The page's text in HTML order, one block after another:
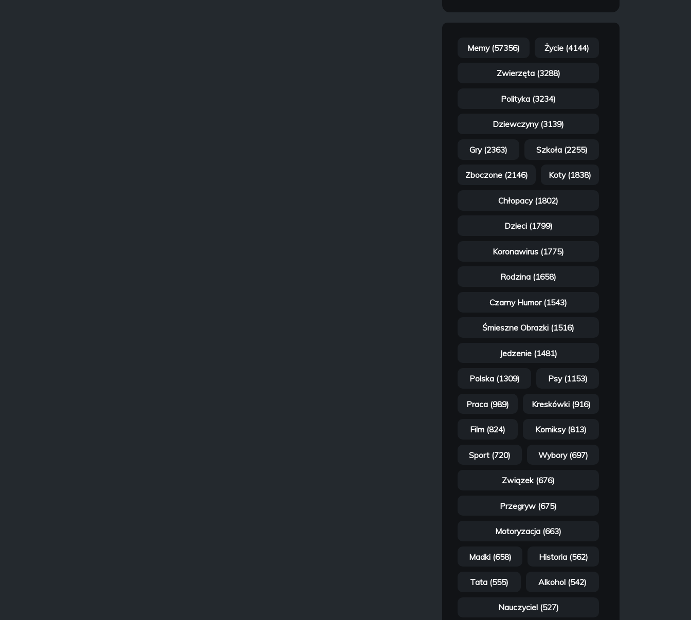
Memy (57356) Życie (4144)
Zwierzęta (3288)
Polityka (3234)
Dziewczyny (3139)
Gry (2363) Szkoła (2255)
Zboczone (2146) Koty (1838)
Chłopacy (1802)
Dzieci (1799)
Koronawirus (1775)
Rodzina (1658)
Czarny Humor (1543)
Śmieszne Obrazki (1516)
Jedzenie (1481)
Polska (1309) Psy (1153)
Praca (989) Kreskówki (916)
Film (824) Komiksy (813)
Sport (720) Wybory (697)
Związek (676)
Przegryw (675)
Motoryzacja (663)
Madki (658) Historia (562)
Tata (555) Alkohol (542)
Nauczyciel (527)